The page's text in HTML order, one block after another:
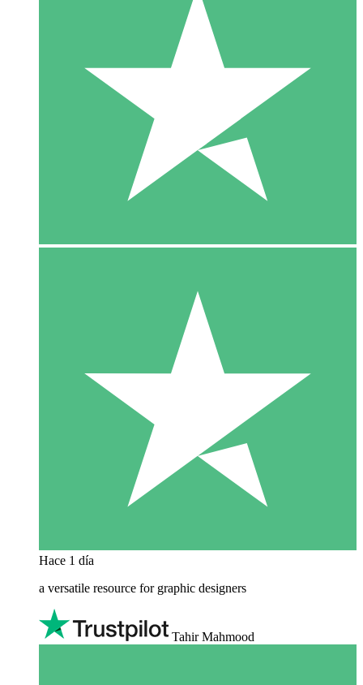
Hace 1 día
a versatile resource for graphic designers
Tahir Mahmood